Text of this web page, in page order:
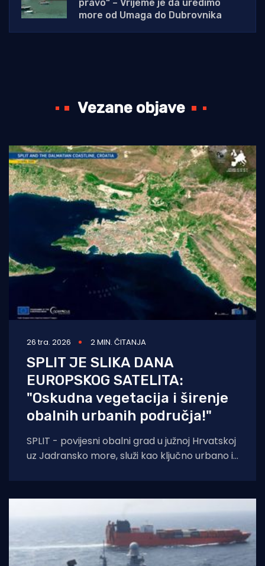
pravo“ – Vrijeme je da uredimo
more od Umaga do Dubrovnika
Vezane objave
26 tra. 2026 2 MIN. ČITANJA
SPLIT JE SLIKA DANA
EUROPSKOG SATELITA:
"Oskudna vegetacija i širenje
obalnih urbanih područja!"
SPLIT - povijesni obalni grad u južnoj Hrvatskoj
uz Jadransko more, služi kao ključno urbano i